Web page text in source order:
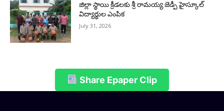
జిల్లా స్థాయి క్రీడలకు శ్రీ రామయ్య జెడ్పీ హైస్కూల్
విద్యార్థుల ఎంపిక
July 31, 2026
Share Epaper Clip